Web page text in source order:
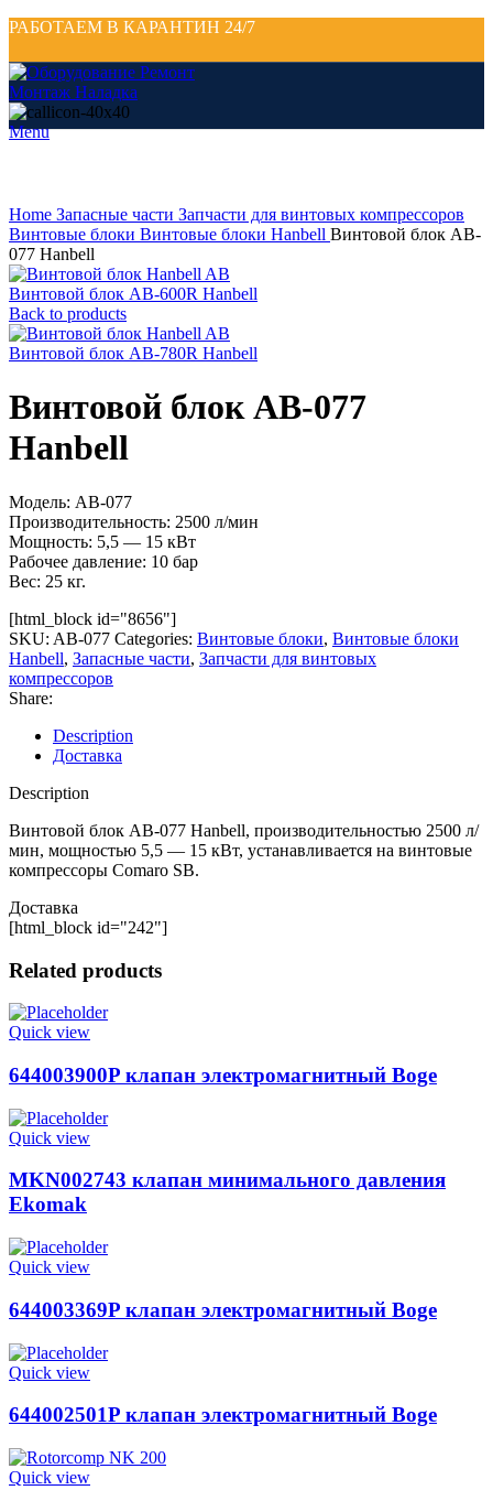
РАБОТАЕМ В КАРАНТИН 24/7
Menu
Home Запасные части Запчасти для винтовых компрессоров
Винтовые блоки Винтовые блоки Hanbell Винтовой блок AB-
077 Hanbell
Винтовой блок AB-600R Hanbell
Back to products
Винтовой блок AB-780R Hanbell
Винтовой блок AB-077
Hanbell
Модель: AB-077
Производительность: 2500 л/мин
Мощность: 5,5 — 15 кВт
Рабочее давление: 10 бар
Вес: 25 кг.
[html_block id="8656"]
SKU: AB-077 Categories: Винтовые блоки, Винтовые блоки
Hanbell, Запасные части, Запчасти для винтовых
компрессоров
Share:
Description
Доставка
Description
Винтовой блок AB-077 Hanbell, производительностью 2500 л/
мин, мощностью 5,5 — 15 кВт, устанавливается на винтовые
компрессоры Comaro SB.
Доставка
[html_block id="242"]
Related products
Quick view
644003900P клапан электромагнитный Boge
Quick view
MKN002743 клапан минимального давления
Ekomak
Quick view
644003369P клапан электромагнитный Boge
Quick view
644002501P клапан электромагнитный Boge
Quick view